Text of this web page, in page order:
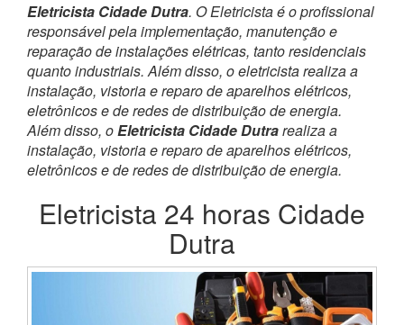
Eletricista Cidade Dutra. O Eletricista é o profissional
responsável pela implementação, manutenção e
reparação de instalações elétricas, tanto residenciais
quanto industriais. Além disso, o eletricista realiza a
instalação, vistoria e reparo de aparelhos elétricos,
eletrônicos e de redes de distribuição de energia.
Além disso, oEletricista Cidade Dutrarealiza a
instalação, vistoria e reparo de aparelhos elétricos,
eletrônicos e de redes de distribuição de energia.
Eletricista 24 horas Cidade
Dutra